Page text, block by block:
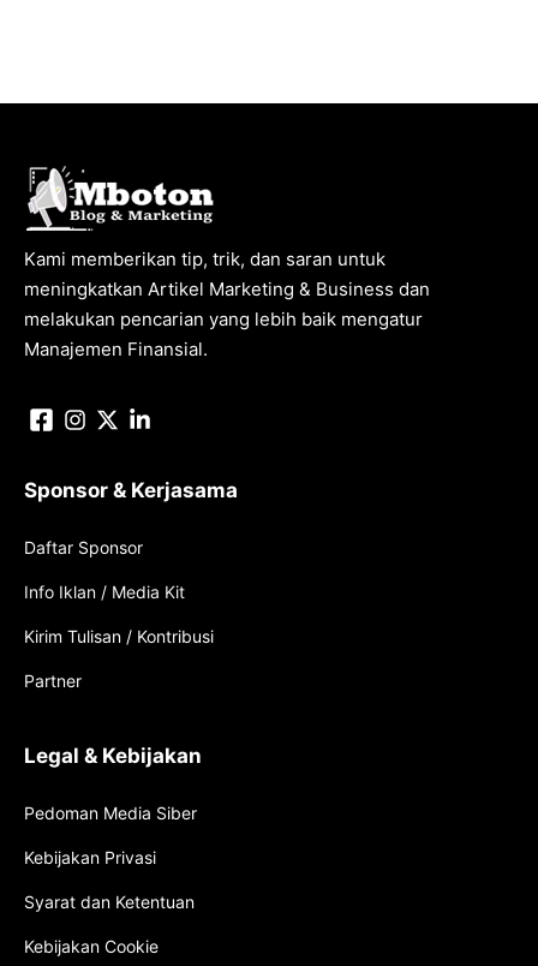
Kami memberikan tip, trik, dan saran untuk
meningkatkan Artikel Marketing & Business dan
melakukan pencarian yang lebih baik mengatur
Manajemen Finansial.
Sponsor & Kerjasama
Daftar Sponsor
Info Iklan / Media Kit
Kirim Tulisan / Kontribusi
Partner
Legal & Kebijakan
Pedoman Media Siber
Kebijakan Privasi
Syarat dan Ketentuan
Kebijakan Cookie